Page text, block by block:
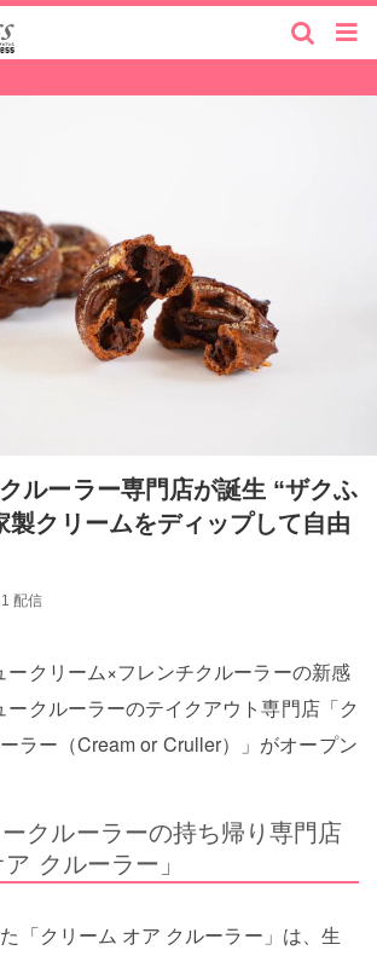
ルーラー専門店が誕生 “ザクふ
製クリームをディップして自由
配信
ークリーム×フレンチクルーラーの新感
クルーラーのテイクアウト専門店「ク
ラー（Cream or Cruller）」がオープン
クルーラーの持ち帰り専門店
クルーラー」
「クリーム オア クルーラー」は、生